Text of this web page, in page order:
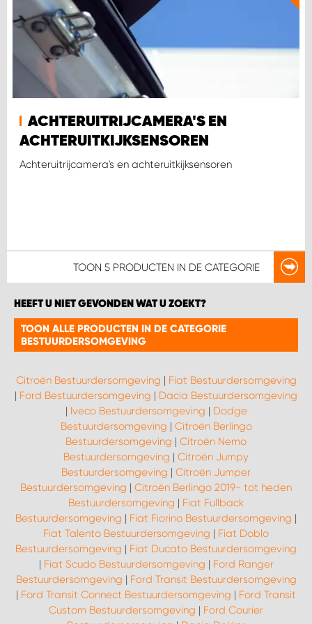
ACHTERUITRIJCAMERA'S EN
ACHTERUITKIJKSENSOREN
Achteruitrijcamera's en achteruitkijksensoren
TOON 5 PRODUCTEN IN DE CATEGORIE
HEEFT U NIET GEVONDEN WAT U ZOEKT?
TOON ALLE PRODUCTEN IN DE CATEGORIE
BESTUURDERSOMGEVING
Citroën Bestuurdersomgeving | Fiat Bestuurdersomgeving
| Ford Bestuurdersomgeving | Dacia Bestuurdersomgeving
| Iveco Bestuurdersomgeving | Dodge
Bestuurdersomgeving | Citroën Berlingo
Bestuurdersomgeving | Citroën Nemo
Bestuurdersomgeving | Citroën Jumpy
Bestuurdersomgeving | Citroën Jumper
Bestuurdersomgeving | Citroën Berlingo 2019- tot heden
Bestuurdersomgeving | Fiat Fullback
Bestuurdersomgeving | Fiat Fiorino Bestuurdersomgeving |
Fiat Talento Bestuurdersomgeving | Fiat Doblo
Bestuurdersomgeving | Fiat Ducato Bestuurdersomgeving
| Fiat Scudo Bestuurdersomgeving | Ford Ranger
Bestuurdersomgeving | Ford Transit Bestuurdersomgeving
| Ford Transit Connect Bestuurdersomgeving | Ford Transit
Custom Bestuurdersomgeving | Ford Courier